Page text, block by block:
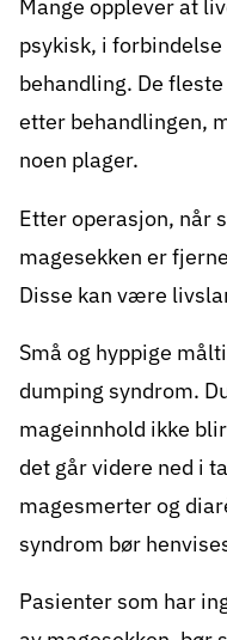
Mange opplever at
psykisk, i
behandling. De
etter behandlingen,
noen plager.
Etter operasjon, når
magesekken er
Disse kan være
Små og hyppige
dumping syndrom.
mageinnhold ikke
det går videre ned i
magesmerter og
syndrom bør
Pasienter som har